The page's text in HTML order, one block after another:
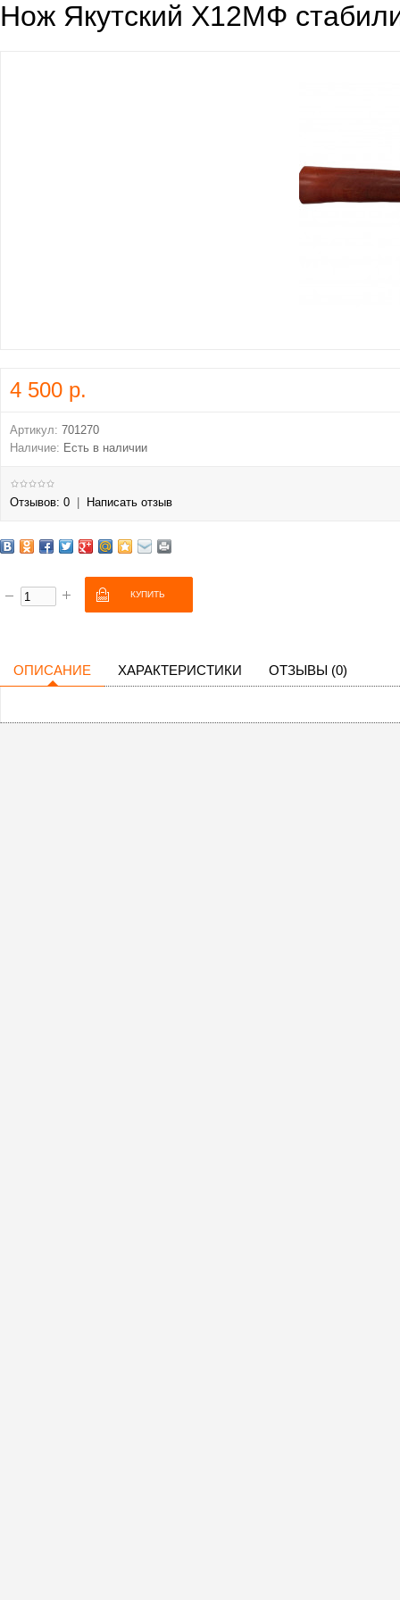
Нож Якутский Х12МФ
4 500 р.
Артикул: 701270
Наличие: Есть в наличии
Отзывов: 0 Написать отзыв
ОПИСАНИЕ ХАРАКТЕРИСТИКИ ОТЗЫВЫ (0)